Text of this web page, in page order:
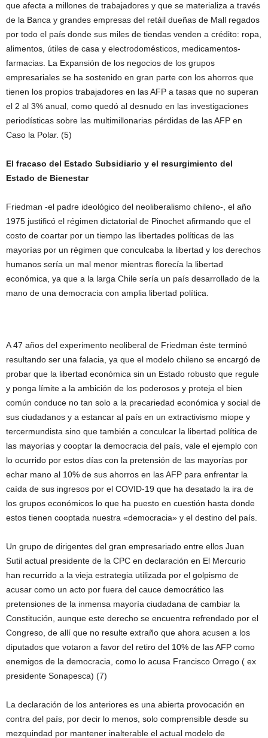
que afecta a millones de trabajadores y que se materializa a través
de la Banca y grandes empresas del retáil dueñas de Mall regados
por todo el país donde sus miles de tiendas venden a crédito: ropa,
alimentos, útiles de casa y electrodomésticos, medicamentos-
farmacias. La Expansión de los negocios de los grupos
empresariales se ha sostenido en gran parte con los ahorros que
tienen los propios trabajadores en las AFP a tasas que no superan
el 2 al 3% anual, como quedó al desnudo en las investigaciones
periodísticas sobre las multimillonarias pérdidas de las AFP en
Caso la Polar. (5)
El fracaso del Estado Subsidiario y el resurgimiento del
Estado de Bienestar
Friedman -el padre ideológico del neoliberalismo chileno-, el año
1975 justificó el régimen dictatorial de Pinochet afirmando que el
costo de coartar por un tiempo las libertades políticas de las
mayorías por un régimen que conculcaba la libertad y los derechos
humanos sería un mal menor mientras florecía la libertad
económica, ya que a la larga Chile sería un país desarrollado de la
mano de una democracia con amplia libertad política.
A 47 años del experimento neoliberal de Friedman éste terminó
resultando ser una falacia, ya que el modelo chileno se encargó de
probar que la libertad económica sin un Estado robusto que regule
y ponga límite a la ambición de los poderosos y proteja el bien
común conduce no tan solo a la precariedad económica y social de
sus ciudadanos y a estancar al país en un extractivismo miope y
tercermundista sino que también a conculcar la libertad política de
las mayorías y cooptar la democracia del país, vale el ejemplo con
lo ocurrido por estos días con la pretensión de las mayorías por
echar mano al 10% de sus ahorros en las AFP para enfrentar la
caída de sus ingresos por el COVID-19 que ha desatado la ira de
los grupos económicos lo que ha puesto en cuestión hasta donde
estos tienen cooptada nuestra «democracia» y el destino del país.
Un grupo de dirigentes del gran empresariado entre ellos Juan
Sutil actual presidente de la CPC en declaración en El Mercurio
han recurrido a la vieja estrategia utilizada por el golpismo de
acusar como un acto por fuera del cauce democrático las
pretensiones de la inmensa mayoría ciudadana de cambiar la
Constitución, aunque este derecho se encuentra refrendado por el
Congreso, de allí que no resulte extraño que ahora acusen a los
diputados que votaron a favor del retiro del 10% de las AFP como
enemigos de la democracia, como lo acusa Francisco Orrego ( ex
presidente Sonapesca) (7)
La declaración de los anteriores es una abierta provocación en
contra del país, por decir lo menos, solo comprensible desde su
mezquindad por mantener inalterable el actual modelo de